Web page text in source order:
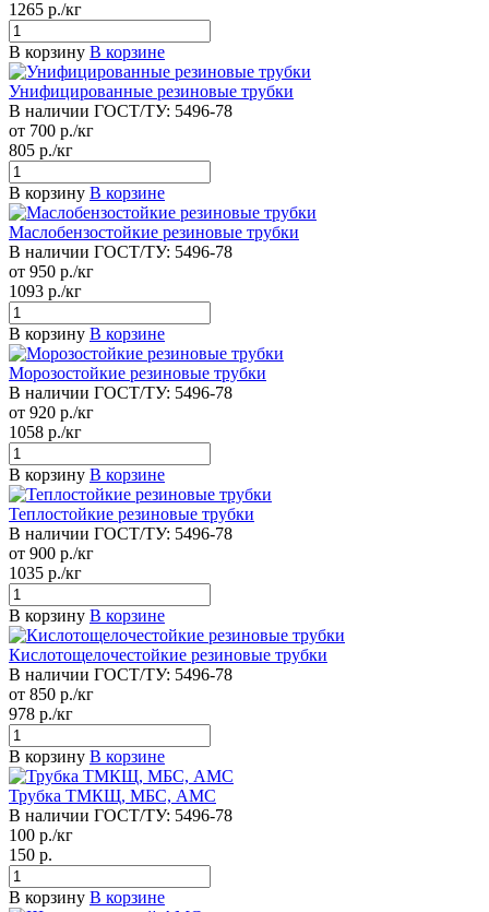
1265 р./кг
В корзину В корзине
Унифицированные резиновые трубки
В наличии ГОСТ/ТУ: 5496-78
от 700 р./кг
805 р./кг
В корзину В корзине
Маслобензостойкие резиновые трубки
В наличии ГОСТ/ТУ: 5496-78
от 950 р./кг
1093 р./кг
В корзину В корзине
Морозостойкие резиновые трубки
В наличии ГОСТ/ТУ: 5496-78
от 920 р./кг
1058 р./кг
В корзину В корзине
Теплостойкие резиновые трубки
В наличии ГОСТ/ТУ: 5496-78
от 900 р./кг
1035 р./кг
В корзину В корзине
Кислотощелочестойкие резиновые трубки
В наличии ГОСТ/ТУ: 5496-78
от 850 р./кг
978 р./кг
В корзину В корзине
Трубка ТМКЩ, МБС, АМС
В наличии ГОСТ/ТУ: 5496-78
100 р./кг
150 р.
В корзину В корзине